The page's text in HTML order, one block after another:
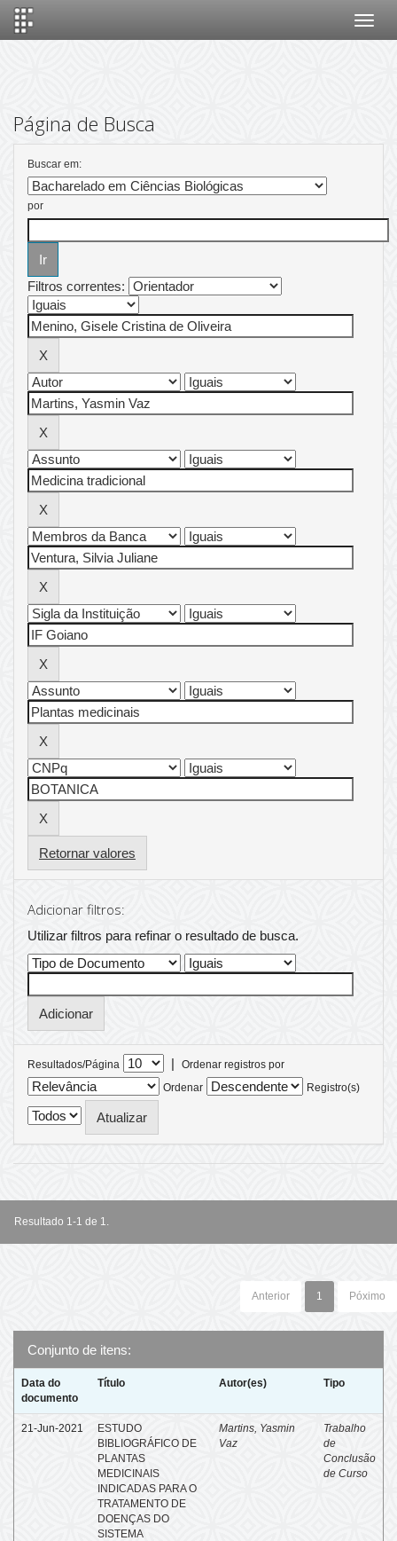
Página de Busca
Buscar em:
por
Filtros correntes:
Retornar valores
Adicionar filtros:
Utilizar filtros para refinar o resultado de busca.
Resultados/Página |
Ordenar registros por
Ordenar
Registro(s)
Resultado 1-1 de 1.
Anterior 1 Póximo
Conjunto de itens:
Data do
documento
Título Autor(es) Tipo
21-Jun-2021
ESTUDO
BIBLIOGRÁFICO DE
PLANTAS
MEDICINAIS
INDICADAS PARA O
TRATAMENTO DE
DOENÇAS DO
SISTEMA
Martins, Yasmin
Vaz
Trabalho
de
Conclusão
de Curso